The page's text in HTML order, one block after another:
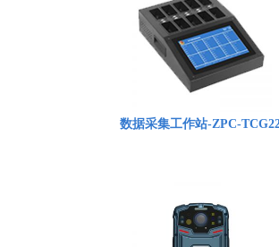
数据采集工作站-ZPC-